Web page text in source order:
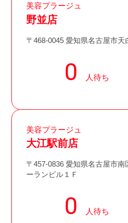
美容プラージュ
野並店
〒468-0045 愛知県名古屋市天
美容プラージュ
大江駅前店
〒457-0836 愛知県名古屋市南
ーランビル１Ｆ